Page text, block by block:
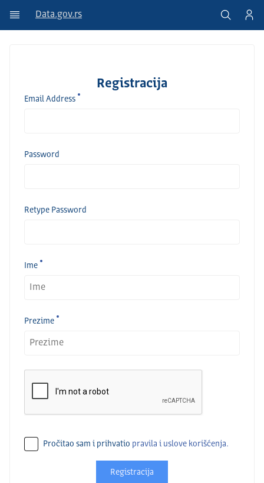
Data.gov.rs
Registracija
Email Address
Password
Retype Password
Ime
Prezime
Pročitao sam i prihvatio pravila i uslove korišćenja.
Registracija